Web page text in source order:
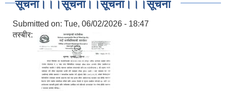
सूचना।।।सूचना।।सूचना।।।सूचना
Submitted on: Tue, 06/02/2026 - 18:47
तस्बीर: